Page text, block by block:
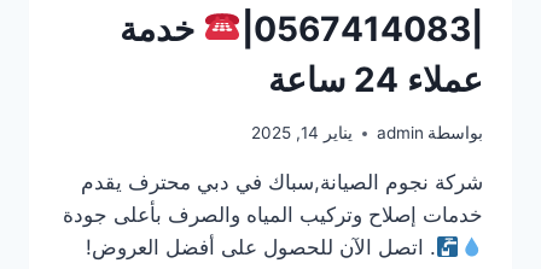
خدمة
عملاء 24 ساعة
بواسطة admin يناير 14, 2025
شركة نجوم الصيانة,سباك في دبي محترف يقدم
خدمات إصلاح وتركيب المياه والصرف بأعلى جودة
. اتصل الآن للحصول على أفضل العروض!